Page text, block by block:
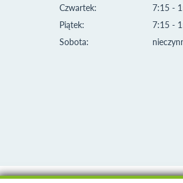
Czwartek:
Piątek:
Sobota:
7:15 -
7:15 -